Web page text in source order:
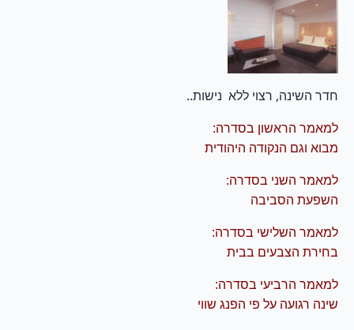
חדר השינה, רצוי ללא נישות..
למאמר הראשון בסדרה:
מבוא וגם הנקודה היהודית
למאמר השני בסדרה:
השפעת הסביבה
למאמר השלישי בסדרה:
בחירת הצבעים בבית
למאמר הרביעי בסדרה:
שינה רגועה על פי הפנג שווי